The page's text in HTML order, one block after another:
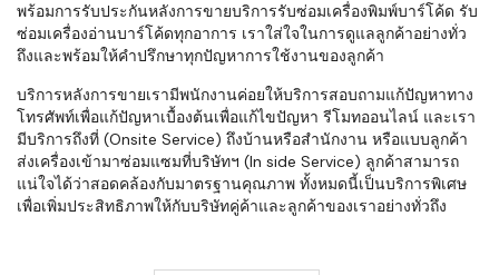
พร้อมการรับประกันหลังการขายบริการรับซ่อมเครื่องพิมพ์บาร์โค้ด รับ
ซ่อมเครื่องอ่านบาร์โค้ดทุกอาการ เราใส่ใจในการดูแลลูกค้าอย่างทั่ว
ถึงและพร้อมให้คำปรึกษาทุกปัญหาการใช้งานของลูกค้า
บริการหลังการขายเรามีพนักงานค่อยให้บริการสอบถามแก้ปัญหาทาง
โทรศัพท์เพื่อแก้ปัญหาเบื้องต้นเพื่อแก้ไขปัญหา รีโมทออนไลน์ และเรา
มีบริการถึงที่ (Onsite Service) ถึงบ้านหรือสำนักงาน หรือแบบลูกค้า
ส่งเครื่องเข้ามาซ่อมแซมที่บริษัทฯ (In side Service) ลูกค้าสามารถ
แน่ใจได้ว่าสอดคล้องกับมาตรฐานคุณภาพ ทั้งหมดนี้เป็นบริการพิเศษ
เพื่อเพิ่มประสิทธิภาพให้กับบริษัทคู่ค้าและลูกค้าของเราอย่างทั่วถึง